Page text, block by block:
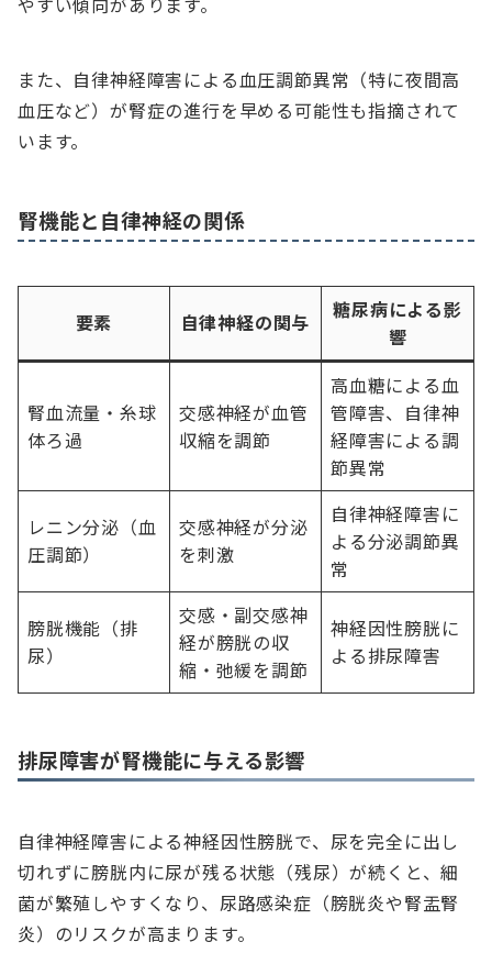
また、自律神経障害による血圧調節異常（特に夜間高
血圧など）が腎症の進行を早める可能性も指摘されて
います。
腎機能と自律神経の関係
要素 自律神経の関与
糖尿病による影
響
腎血流量・糸球
体ろ過
交感神経が血管
収縮を調節
高血糖による血
管障害、自律神
経障害による調
節異常
レニン分泌（血
圧調節）
交感神経が分泌
を刺激
自律神経障害に
よる分泌調節異
常
膀胱機能（排
尿）
交感・副交感神
経が膀胱の収
縮・弛緩を調節
神経因性膀胱に
よる排尿障害
排尿障害が腎機能に与える影響
自律神経障害による神経因性膀胱で、尿を完全に出し
切れずに膀胱内に尿が残る状態（残尿）が続くと、細
菌が繁殖しやすくなり、尿路感染症（膀胱炎や腎盂腎
炎）のリスクが高まります。